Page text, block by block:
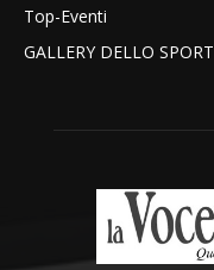
Top-Eventi
GALLERY DELLO SPORT